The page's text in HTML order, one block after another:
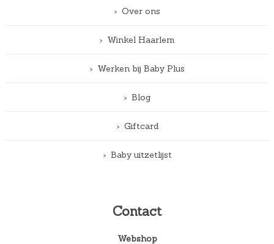
Over ons
Winkel Haarlem
Werken bij Baby Plus
Blog
Giftcard
Baby uitzetlijst
Contact
Webshop